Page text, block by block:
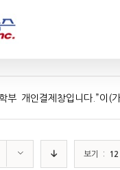
부 개인결제창입니다.”이(
보기 :